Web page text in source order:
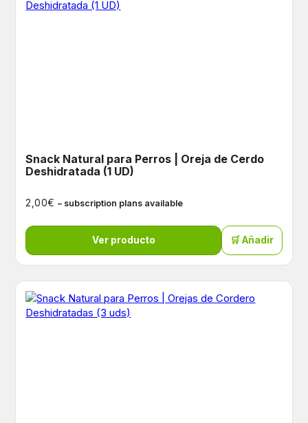
Snack Natural para Perros | Oreja de Cerdo
Deshidratada (1 UD)
2,00€ – subscription plans available
Ver producto 🛒 Añadir